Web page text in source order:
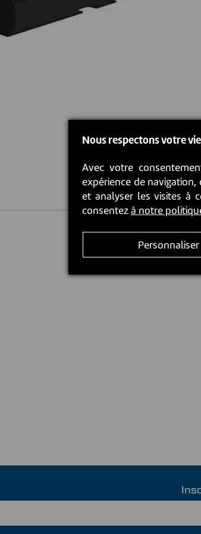
Nous respectons votre
Avec votre
expérience de
et analyser les visites à
consentezà notre
Personnaliser